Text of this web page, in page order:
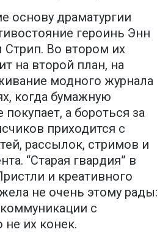
основу драматургии
героинь Энн
Стрип. Во втором их
на второй план, на
модного журнала
когда бумажную
а бороться за
приходится с
рассылок, стримов и
“Старая гвардия” в
и креативного
не очень этому рады:
с
не их конек.